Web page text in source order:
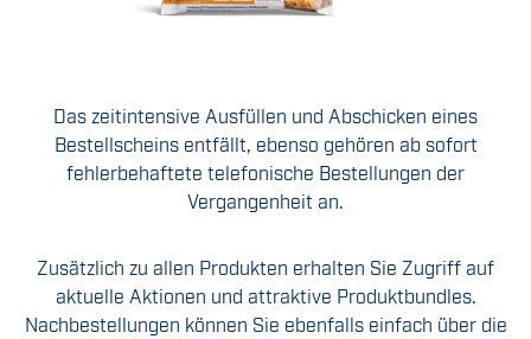
Das zeitintensive Ausfüllen und Abschicken eines
Bestellscheins entfällt, ebenso gehören ab sofort
fehlerbehaftete telefonische Bestellungen der
Vergangenheit an.
Zusätzlich zu allen Produkten erhalten Sie Zugriff auf
aktuelle Aktionen und attraktive Produktbundles.
Nachbestellungen können Sie ebenfalls einfach über die